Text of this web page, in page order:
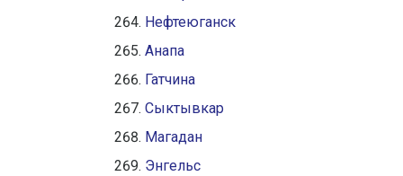
Нефтеюганск
Анапа
Гатчина
Сыктывкар
Магадан
Энгельс